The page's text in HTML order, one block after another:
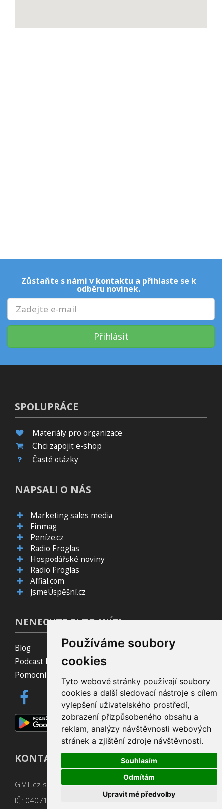
Používáme soubory
cookies
Tyto webové stránky používají soubory
cookies a další sledovací nástroje s cílem
vylepšení uživatelského prostředí,
zobrazení přizpůsobeného obsahu a
reklam, analýzy návštěvnosti webových
stránek a zjištění zdroje návštěvnosti.
Souhlasím
Odmítám
Upravit mé předvolby
Zůstaňte s námi v kontaktu a přihlaste se k
odběru novinek.
Přihlásit
SPOLUPRÁCE
Materiály pro organizace
Chci zapojit e-shop
Časté otázky
NAPSALI O NÁS
Marketing sales media
Finmag
Peníze.cz
Radio Proglas
Hospodářské noviny
Radio Proglas
Affial.com
JsmeÚspěšní.cz
NENECHTE SI TO UJÍT!
Blog
Podcast Pijavice
Pomocník do prohlížeče
KONTAKT
GIVT.cz s. r. o., Dolní nám. 16, 779 00 Olomouc
IČ: 04071433